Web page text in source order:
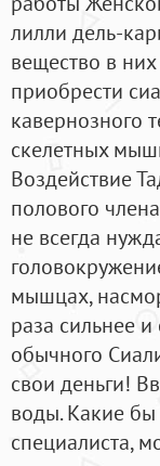
лилли дель-
вещество в
приобрести
кавернозного
скелетных
Воздействие
полового
не всегда
мышцах,
раза сильнее
обычного
свои деньги!
воды. Какие бы
специалиста,